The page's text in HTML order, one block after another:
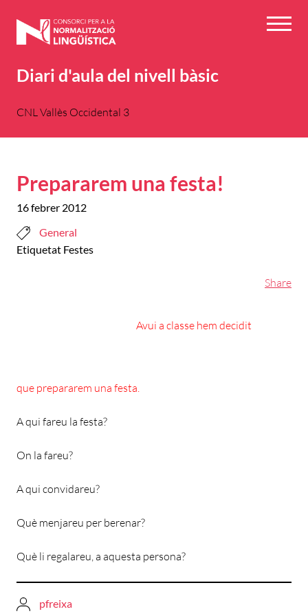
Diari d'aula del nivell bàsic
CNL Vallès Occidental 3
Prepararem una festa!
16 febrer 2012
General
Etiquetat Festes
Share
Avui a classe hem decidit
que prepararem una festa.
A qui fareu la festa?
On la fareu?
A qui convidareu?
Què menjareu per berenar?
Què li regalareu, a aquesta persona?
pfreixa